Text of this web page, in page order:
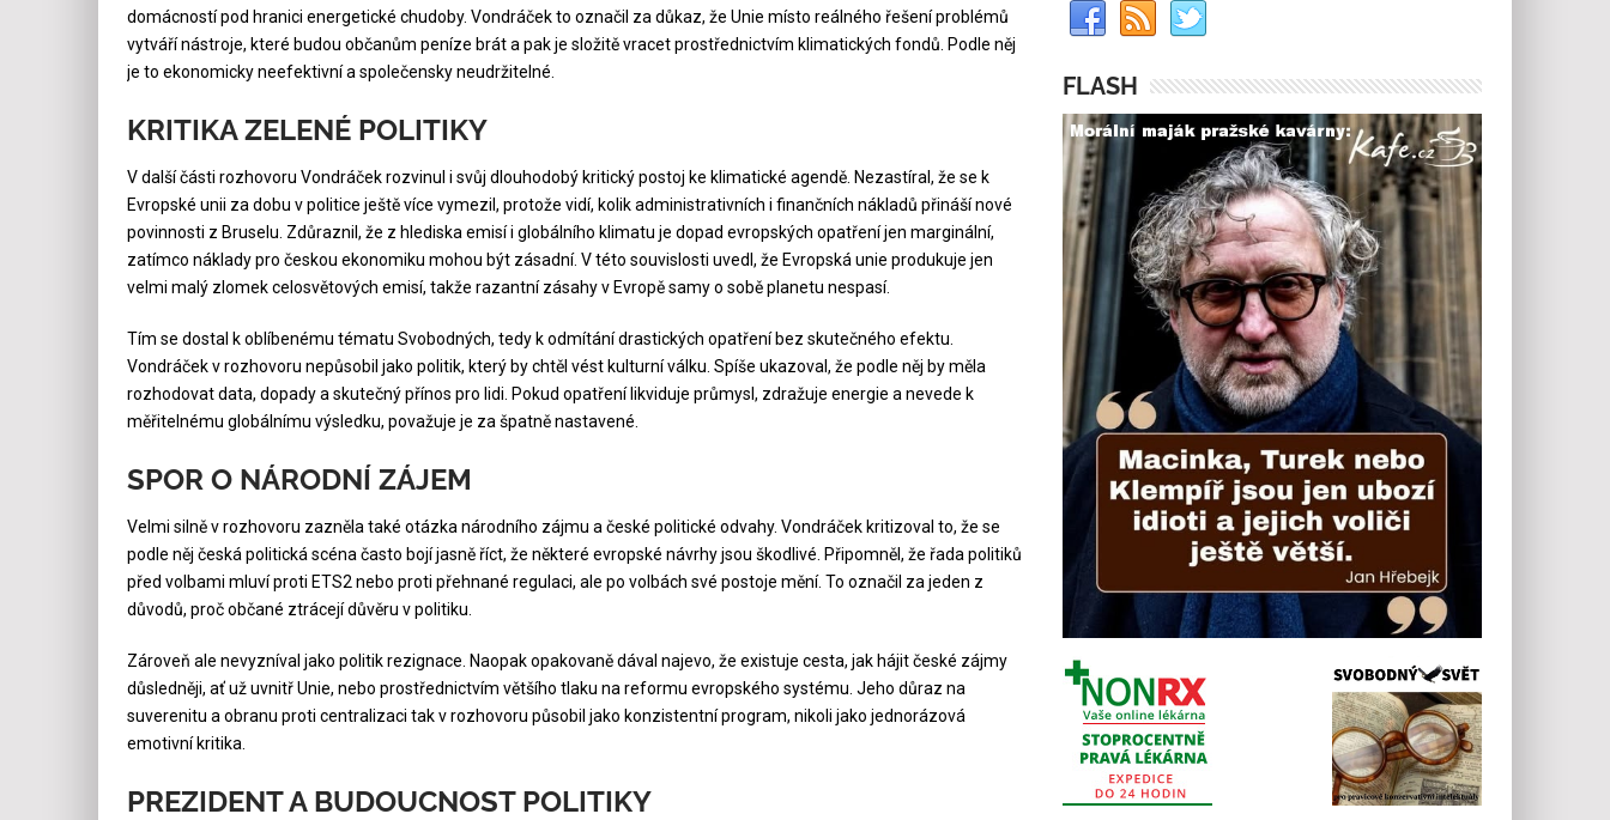
domácností pod hranici energetické chudoby. Vondráček to označil za důkaz, že Unie místo reálného řešení problémů
vytváří nástroje, které budou občanům peníze brát a pak je složitě vracet prostřednictvím klimatických fondů. Podle něj
je to ekonomicky neefektivní a společensky neudržitelné.
KRITIKA ZELENÉ POLITIKY
V další části rozhovoru Vondráček rozvinul i svůj dlouhodobý kritický postoj ke klimatické agendě. Nezastíral, že se k
Evropské unii za dobu v politice ještě více vymezil, protože vidí, kolik administrativních i finančních nákladů přináší nové
povinnosti z Bruselu. Zdůraznil, že z hlediska emisí i globálního klimatu je dopad evropských opatření jen marginální,
zatímco náklady pro českou ekonomiku mohou být zásadní. V této souvislosti uvedl, že Evropská unie produkuje jen
velmi malý zlomek celosvětových emisí, takže razantní zásahy v Evropě samy o sobě planetu nespasí.
Tím se dostal k oblíbenému tématu Svobodných, tedy k odmítání drastických opatření bez skutečného efektu.
Vondráček v rozhovoru nepůsobil jako politik, který by chtěl vést kulturní válku. Spíše ukazoval, že podle něj by měla
rozhodovat data, dopady a skutečný přínos pro lidi. Pokud opatření likviduje průmysl, zdražuje energie a nevede k
měřitelnému globálnímu výsledku, považuje je za špatně nastavené.
SPOR O NÁRODNÍ ZÁJEM
Velmi silně v rozhovoru zazněla také otázka národního zájmu a české politické odvahy. Vondráček kritizoval to, že se
podle něj česká politická scéna často bojí jasně říct, že některé evropské návrhy jsou škodlivé. Připomněl, že řada politiků
před volbami mluví proti ETS2 nebo proti přehnané regulaci, ale po volbách své postoje mění. To označil za jeden z
důvodů, proč občané ztrácejí důvěru v politiku.
Zároveň ale nevyzníval jako politik rezignace. Naopak opakovaně dával najevo, že existuje cesta, jak hájit české zájmy
důsledněji, ať už uvnitř Unie, nebo prostřednictvím většího tlaku na reformu evropského systému. Jeho důraz na
suverenitu a obranu proti centralizaci tak v rozhovoru působil jako konzistentní program, nikoli jako jednorázová
emotivní kritika.
PREZIDENT A BUDOUCNOST POLITIKY
FLASH